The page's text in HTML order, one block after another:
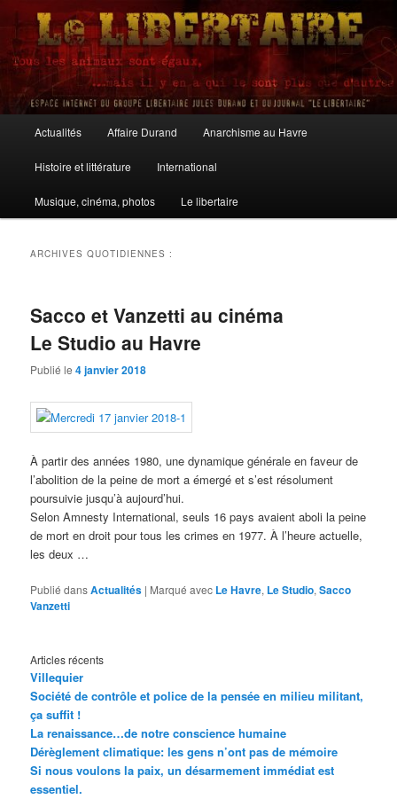
Aller
contenu
principal
Aller
contenu
secondaire
Le Libertaire
principal
Actualités Affaire Durand Anarchisme au Havre
Histoire et littérature International
Musique, cinéma, photos Le libertaire
ARCHIVES QUOTIDIENNES :
Sacco et Vanzetti au cinéma
Le Studio au Havre
Publié le4 janvier 2018
À partir des années 1980, une dynamique générale en faveur de
l’abolition de la peine de mort a émergé et s’est résolument
poursuivie jusqu’à aujourd’hui.
Selon Amnesty International, seuls 16 pays avaient aboli la peine
de mort en droit pour tous les crimes en 1977. À l’heure actuelle,
les deux …
Publié dansActualités | Marqué avec Le Havre, Le Studio,Sacco
Vanzetti
Articles récents
Villequier
Société de contrôle et police de la pensée en milieu militant,
ça suffit !
La renaissance…de notre conscience humaine
Dérèglement climatique: les gens n’ont pas de mémoire
Si nous voulons la paix, un désarmement immédiat est
essentiel.